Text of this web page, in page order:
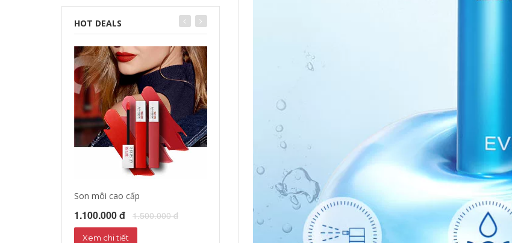
HOT DEALS
Son môi cao cấp
1.100.000 đ 1.500.000 đ
Xem chi tiết
1.172.000 đ 1.800.000 đ